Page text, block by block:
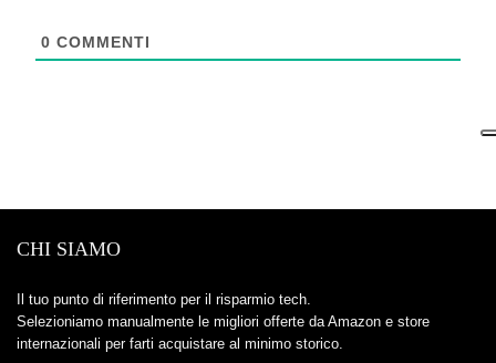
0 COMMENTI
CHI SIAMO
Il tuo punto di riferimento per il risparmio tech.
Selezioniamo manualmente le migliori offerte da Amazon e store
internazionali per farti acquistare al minimo storico.